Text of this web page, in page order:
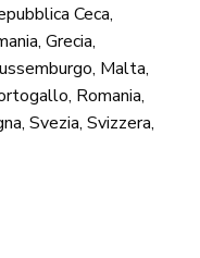
Ceca,
Grecia,
Malta,
Romania,
Svezia, Svizzera,